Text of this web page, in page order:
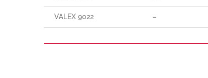
VALEX 9022 –